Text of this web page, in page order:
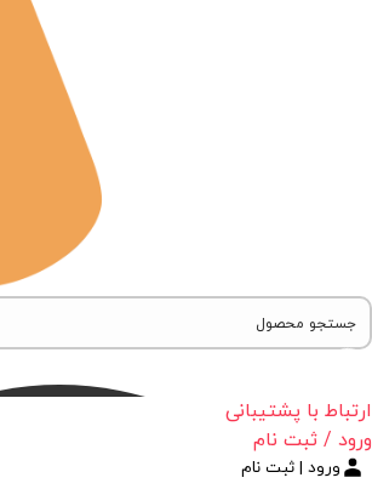
ارتباط با پشتیبانی
ورود / ثبت نام
ورود | ثبت نام